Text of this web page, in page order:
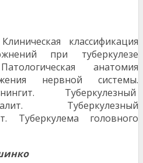
классификация
при туберкулезе
анатомия
нервной системы.
Туберкулезный
Туберкулезный
Туберкулема головного